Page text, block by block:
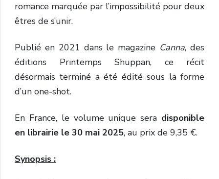
romance marquée par l’impossibilité pour deux
êtres de s’unir.
Publié en 2021 dans le magazine Canna, des
éditions Printemps Shuppan, ce récit
désormais terminé a été édité sous la forme
d’un one-shot.
En France, le volume unique sera disponible
en librairie le 30 mai 2025, au prix de 9,35 €.
Synopsis :